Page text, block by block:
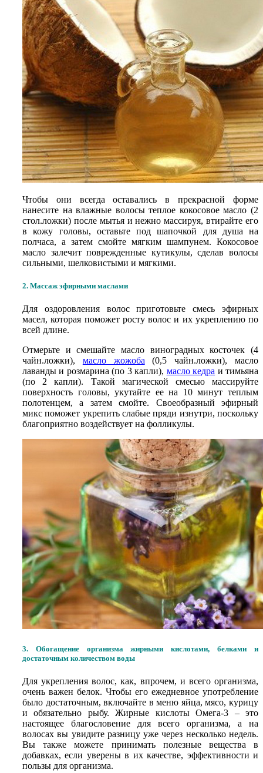
Чтобы они всегда оставались в прекрасной форме
нанесите на влажные волосы теплое кокосовое масло (2
стол.ложки) после мытья и нежно массируя, втирайте его
в кожу головы, оставьте под шапочкой для душа на
полчаса, а затем смойте мягким шампунем. Кокосовое
масло залечит поврежденные кутикулы, сделав волосы
сильными, шелковистыми и мягкими.
2. Массаж эфирными маслами
Для оздоровления волос приготовьте смесь эфирных
масел, которая поможет росту волос и их укреплению по
всей длине.
Отмерьте и смешайте масло виноградных косточек (4
чайн.ложки), масло жожоба (0,5 чайн.ложки), масло
лаванды и розмарина (по 3 капли), масло кедра и тимьяна
(по 2 капли). Такой магической смесью массируйте
поверхность головы, укутайте ее на 10 минут теплым
полотенцем, а затем смойте. Своеобразный эфирный
микс поможет укрепить слабые пряди изнутри, поскольку
благоприятно воздействует на фолликулы.
3. Обогащение организма жирными кислотами, белками и
достаточным количеством воды
Для укрепления волос, как, впрочем, и всего организма,
очень важен белок. Чтобы его ежедневное употребление
было достаточным, включайте в меню яйца, мясо, курицу
и обязательно рыбу. Жирные кислоты Омега-3 – это
настоящее благословение для всего организма, а на
волосах вы увидите разницу уже через несколько недель.
Вы также можете принимать полезные вещества в
добавках, если уверены в их качестве, эффективности и
пользы для организма.